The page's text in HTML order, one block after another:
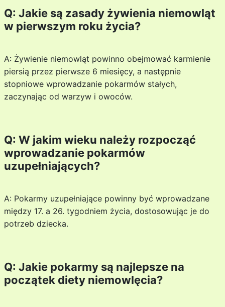
Q: Jakie są zasady żywienia niemowląt
w pierwszym roku życia?
A: Żywienie niemowląt powinno obejmować karmienie
piersią przez pierwsze 6 miesięcy, a następnie
stopniowe wprowadzanie pokarmów stałych,
zaczynając od warzyw i owoców.
Q: W jakim wieku należy rozpocząć
wprowadzanie pokarmów
uzupełniających?
A: Pokarmy uzupełniające powinny być wprowadzane
między 17. a 26. tygodniem życia, dostosowując je do
potrzeb dziecka.
Q: Jakie pokarmy są najlepsze na
początek diety niemowlęcia?